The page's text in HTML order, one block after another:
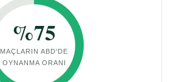
%75
MAÇLARIN ABD'DE
OYNANMA ORANI